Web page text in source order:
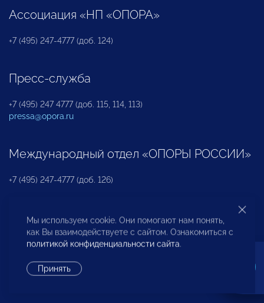
Ассоциация «НП «ОПОРА»
+7 (495) 247-4777 (доб. 124)
Пресс-служба
+7 (495) 247 4777 (доб. 115, 114, 113)
pressa@opora.ru
Международный отдел «ОПОРЫ РОССИИ»
+7 (495) 247-4777 (доб. 126)
Бюро по защите прав предпринимателей и
инвесторов
+7 (495) 247-4777 (доб. 122)
Мы используем cookie. Они помогают нам понять,
как Вы взаимодействуете с сайтом. Ознакомиться с
политикой конфиденциальности сайта.
Принять